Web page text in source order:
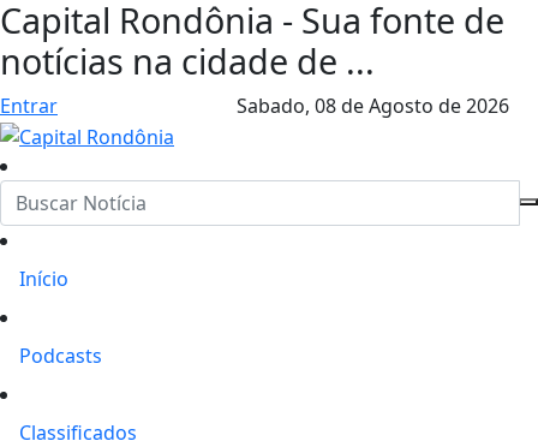
Capital Rondônia - Sua fonte de
notícias na cidade de ...
Entrar Sabado, 08 de Agosto de 2026
Início
Podcasts
Classificados